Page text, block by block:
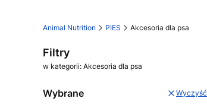
Animal Nutrition PIES Akcesoria dla psa
Filtry
w kategorii: Akcesoria dla psa
Wybrane Wyczyść